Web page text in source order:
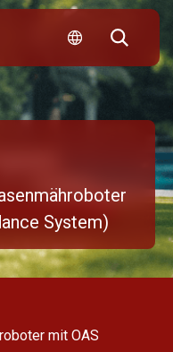
System)
mit OAS